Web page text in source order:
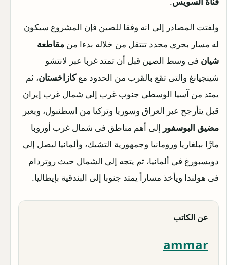
ولفتت المصادر إلى انه وفقا للصين فإن المشروع سيكون
له مسار بحرى محدد تنتقل من خلاله بدءا من مقاطعة
شيان فى وسط الصين قبل أن تمتد غربا عبر لانتشو
شينجيانغ والتى تقع بالقرب من الحدود معكازاخستان، ثم
يمتد من آسيا الوسطى جنوب غرب إلى شمال غرب إيران
قبل يتأرجح عبر العراق وسوريا وتركيا من اسطنبول، ويعبر
مضيق البوسفور إلى أهم مناطق فى شمال غرب أوروبا
مارَّا ببلغاريا ورومانيا وجمهورية التشيك، وألمانيا ليصل إلى
دويسبورغ فى ألمانيا، ثم يتجه إلى الشمال حيث روتردام
فى هولندا ويأخذ مساراً يمتد جنوبا إلى البندقية بإيطاليا.
عن الكاتب
ammar